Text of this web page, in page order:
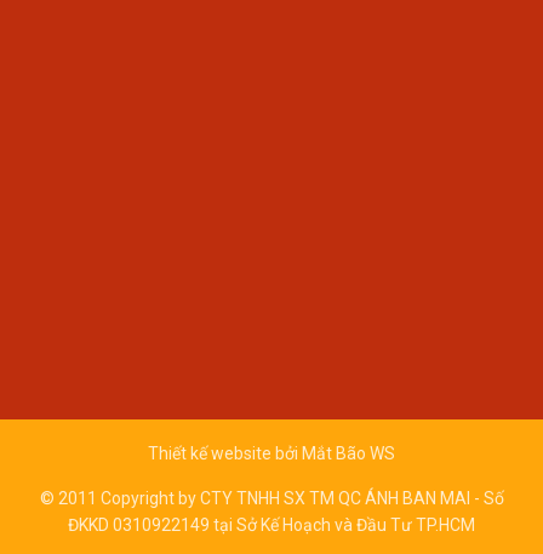
Thiết kế website bởi Mắt Bão WS
© 2011 Copyright by CTY TNHH SX TM QC ÁNH BAN MAI - Số
ĐKKD 0310922149 tại Sở Kế Hoạch và Đầu Tư TP.HCM